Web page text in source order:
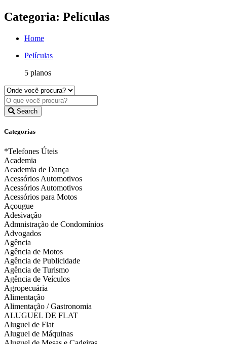
Categoria: Películas
Home
Películas
5 planos
Search
Categorias
*Telefones Úteis
Academia
Academia de Dança
Acessórios Automotivos
Acessórios Automotivos
Acessórios para Motos
Açougue
Adesivação
Admnistração de Condomínios
Advogados
Agência
Agência de Motos
Agência de Publicidade
Agência de Turismo
Agência de Veículos
Agropecuária
Alimentação
Alimentação / Gastronomia
ALUGUEL DE FLAT
Aluguel de Flat
Aluguel de Máquinas